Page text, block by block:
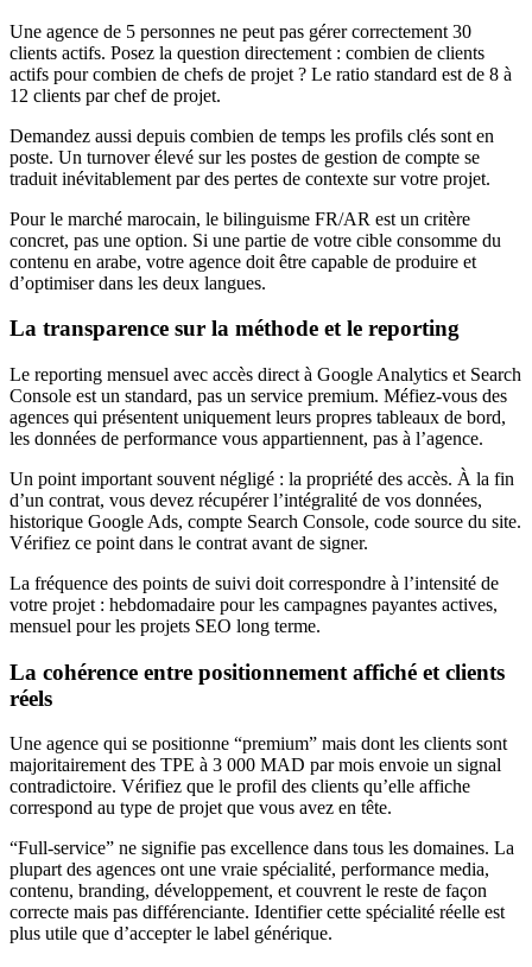
Une agence de 5 personnes ne peut pas gérer correctement 30
clients actifs. Posez la question directement : combien de clients
actifs pour combien de chefs de projet ? Le ratio standard est de 8 à
12 clients par chef de projet.
Demandez aussi depuis combien de temps les profils clés sont en
poste. Un turnover élevé sur les postes de gestion de compte se
traduit inévitablement par des pertes de contexte sur votre projet.
Pour le marché marocain, le bilinguisme FR/AR est un critère
concret, pas une option. Si une partie de votre cible consomme du
contenu en arabe, votre agence doit être capable de produire et
d’optimiser dans les deux langues.
La transparence sur la méthode et le reporting
Le reporting mensuel avec accès direct à Google Analytics et Search
Console est un standard, pas un service premium. Méfiez-vous des
agences qui présentent uniquement leurs propres tableaux de bord,
les données de performance vous appartiennent, pas à l’agence.
Un point important souvent négligé : la propriété des accès. À la fin
d’un contrat, vous devez récupérer l’intégralité de vos données,
historique Google Ads, compte Search Console, code source du site.
Vérifiez ce point dans le contrat avant de signer.
La fréquence des points de suivi doit correspondre à l’intensité de
votre projet : hebdomadaire pour les campagnes payantes actives,
mensuel pour les projets SEO long terme.
La cohérence entre positionnement affiché et clients
réels
Une agence qui se positionne “premium” mais dont les clients sont
majoritairement des TPE à 3 000 MAD par mois envoie un signal
contradictoire. Vérifiez que le profil des clients qu’elle affiche
correspond au type de projet que vous avez en tête.
“Full-service” ne signifie pas excellence dans tous les domaines. La
plupart des agences ont une vraie spécialité, performance media,
contenu, branding, développement, et couvrent le reste de façon
correcte mais pas différenciante. Identifier cette spécialité réelle est
plus utile que d’accepter le label générique.